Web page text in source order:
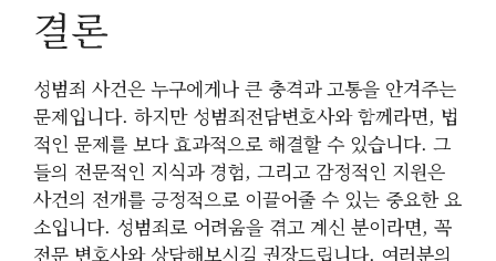
결론
성범죄 사건은 누구에게나 큰 충격과 고통을 안겨주는
문제입니다. 하지만 성범죄전담변호사와 함께라면, 법
적인 문제를 보다 효과적으로 해결할 수 있습니다. 그
들의 전문적인 지식과 경험, 그리고 감정적인 지원은
사건의 전개를 긍정적으로 이끌어줄 수 있는 중요한 요
소입니다. 성범죄로 어려움을 겪고 계신 분이라면, 꼭
전문 변호사와 상담해보시길 권장드립니다. 여러분의